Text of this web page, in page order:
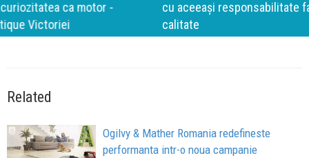
cu aceeași responsabilitate față de oameni, siguranță și
calitate
Related
Ogilvy & Mather Romania redefineste
performanta intr-o noua campanie